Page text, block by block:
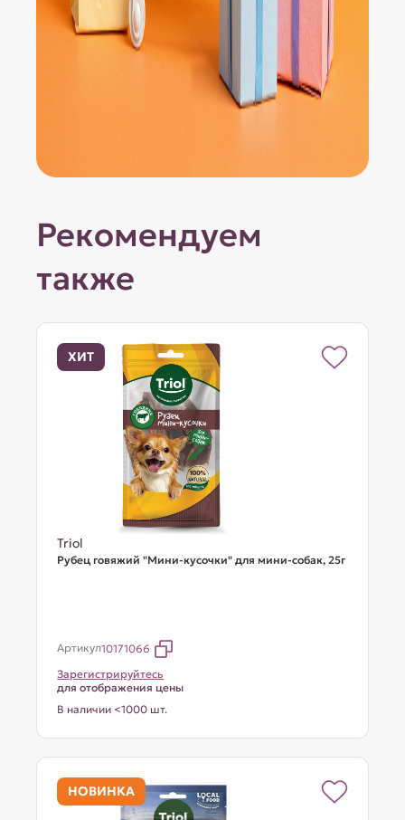
Рекомендуем
также
ХИТ
Triol
Рубец говяжий "Мини-кусочки" для мини-собак, 25г
Артикул10171066
Зарегистрируйтесь
для отображения цены
В наличии <1000 шт.
НОВИНКА